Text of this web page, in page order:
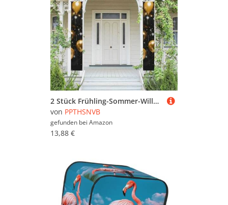
2 Stück Frühling-Sommer-Willkommensbanner zum Aufhängen, Flagge, Veranda-Schild für Haustür, Wand, Veranda, Banner, Schwarz und Gold, Luftballons, Willkommens-Tür-Banner, Wandhintergrund
von PPTHSNVB
gefunden bei Amazon
13,88 €